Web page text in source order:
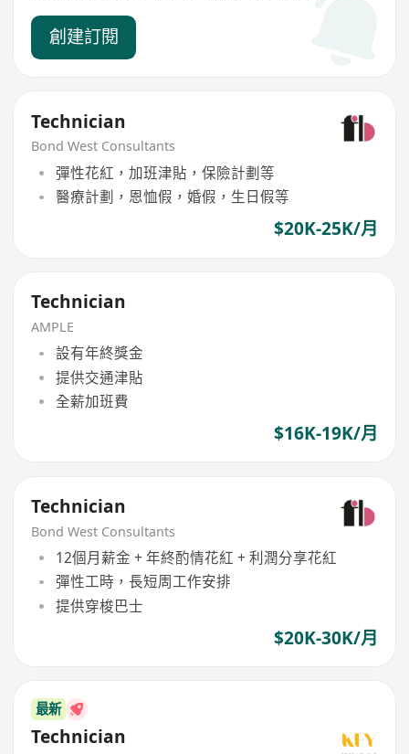
創建訂閱
Technician
Bond West Consultants
彈性花紅，加班津貼，保險計劃等
醫療計劃，恩恤假，婚假，生日假等
$20K-25K/月
Technician
AMPLE
設有年終獎金
提供交通津貼
全薪加班費
$16K-19K/月
Technician
Bond West Consultants
12個月薪金 + 年終酌情花紅 + 利潤分享花紅
彈性工時，長短周工作安排
提供穿梭巴士
$20K-30K/月
最新
Technician